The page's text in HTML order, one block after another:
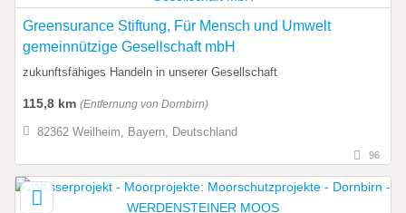
Greensurance Stiftung, Für Mensch und Umwelt
gemeinnützige Gesellschaft mbH
zukunftsfähiges Handeln in unserer Gesellschaft
115,8 km (Entfernung von Dornbirn)
82362 Weilheim, Bayern, Deutschland
96